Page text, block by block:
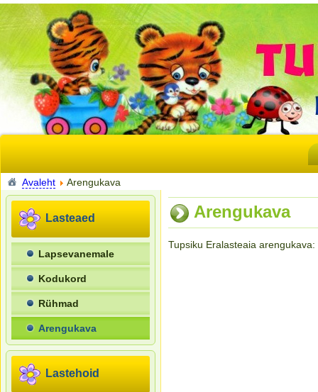
Avaleht Arengukava
Lasteaed
Lapsevanemale
Kodukord
Rühmad
Arengukava
Lastehoid
Arengukava
Tupsiku Eralasteaia arengukava: